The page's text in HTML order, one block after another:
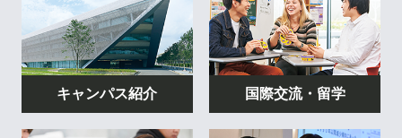
キャンパス紹介 国際交流・留学